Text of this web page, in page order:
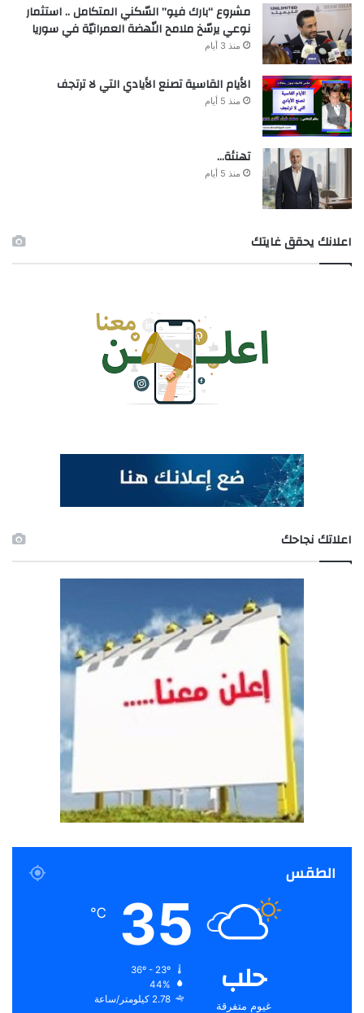
مشروع “بارك فيو” السّكني المتكامل .. استثمار
نوعي يرسّخ ملامح النّهضة العمرانيّة في سوريا
منذ 3 أيام
الأيام القاسية تصنع الأيادي التي لا ترتجف
منذ 5 أيام
تهنئة…
منذ 5 أيام
اعلانك يحقق غايتك
اعلاتك نجاحك
الطقس
حلب
غيوم متفرقة
35
℃
44%
2.78 كيلومتر/ساعة